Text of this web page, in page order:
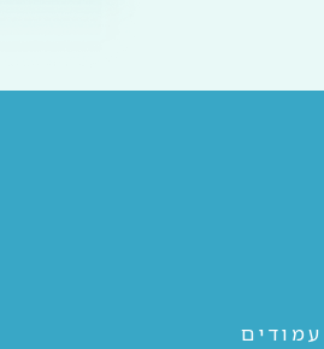
עמודים